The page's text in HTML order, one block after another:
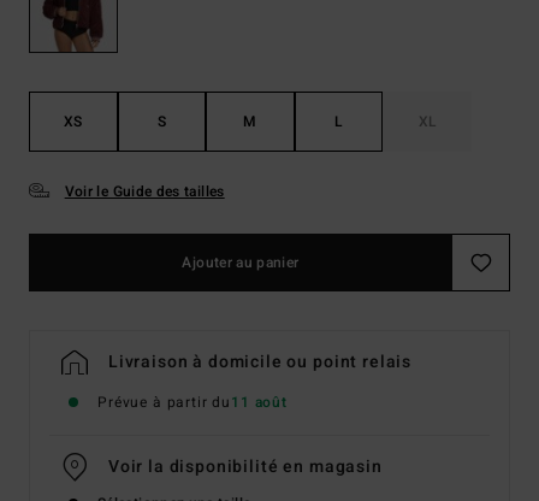
XS S M L XL
Voir le Guide des tailles
Ajouter au panier
Livraison à domicile ou point relais
Prévue à partir du11 août
Voir la disponibilité en magasin